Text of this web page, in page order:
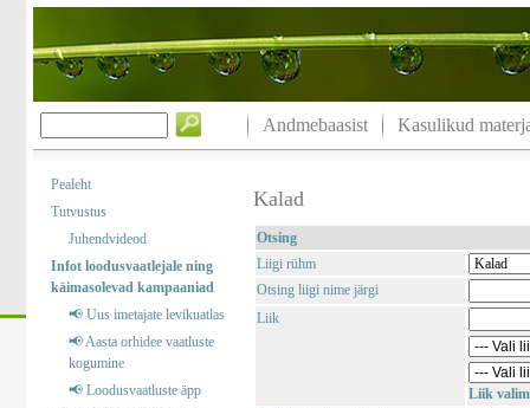
Andmebaasist Kasulikud
Pealeht
Tutvustus
Juhendvideod
Infot loodusvaatlejale ning
käimasolevad kampaaniad
📢 Uus imetajate levikuatlas
📢 Aasta orhidee vaatluste
kogumine
📢 Loodusvaatluste äpp
Kalad
Otsing
Liigi rühm
Otsing liigi nime järgi
Liik
Liik